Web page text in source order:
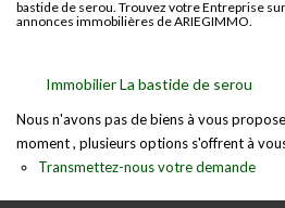
bastide de serou. Trouvez votre Entreprise
annonces immobilières de ARIEGIMMO.
Immobilier La bastide de serou
Nous n'avons pas de biens à vous
moment , plusieurs options s'offrent à
Transmettez-nous votre demande